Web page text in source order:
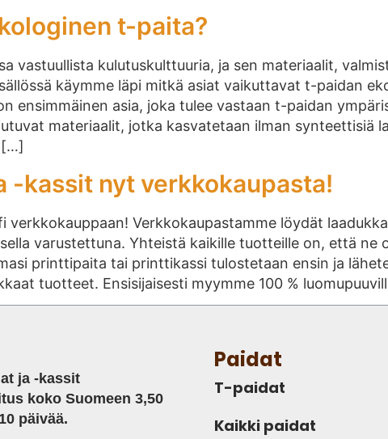
t-paita?
vastuullista kulutuskulttuuria, ja sen materiaalit,
käymme läpi mitkä asiat vaikuttavat t-paidan
ensimmäinen asia, joka tulee vastaan t-paidan
materiaalit, jotka kasvatetaan ilman
[…]
-kassit nyt verkkokaupasta!
verkkokauppaan! Verkkokaupastamme löydät
varustettuna. Yhteistä kaikille tuotteille on, että
printtipaita tai printtikassi tulostetaan ensin ja
tuotteet. Ensisijaisesti myymme 100 %
ja -kassit
koko Suomeen 3,50
päivää.
Paidat
T-paidat
Kaikki paidat